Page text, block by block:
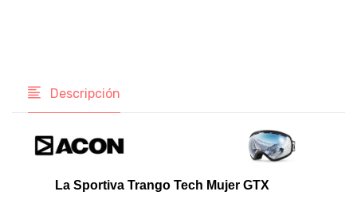
Descripción
La Sportiva Trango Tech Mujer GTX